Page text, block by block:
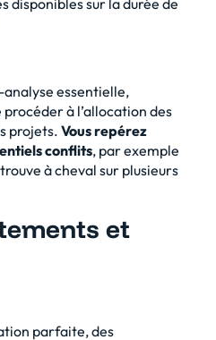
disponibles sur la durée de
essentielle,
à l’allocation des
projets. Vous repérez
conflits, par exemple
à cheval sur plusieurs
et
parfaite, des